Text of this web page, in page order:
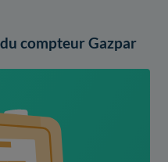
compteur Gazpar